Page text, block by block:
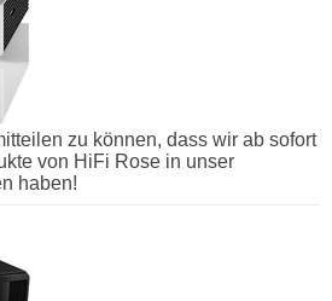
zu können, dass wir ab sofort
von HiFi Rose in unser
haben!